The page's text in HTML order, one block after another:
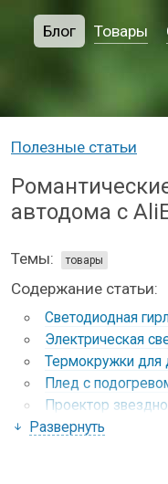
Блог Товары
Полезные статьи
автодома с
Темы: товары
Содержание статьи:
Светодиодная
Электрическая
Термокружки для
Плед с
Проектор
Развернуть